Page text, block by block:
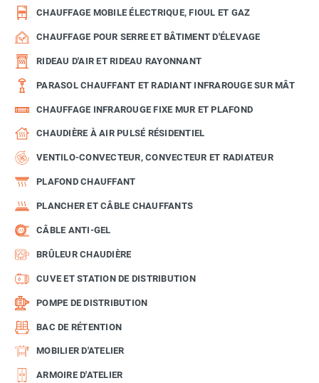
CHAUFFAGE MOBILE ÉLECTRIQUE, FIOUL ET GAZ
CHAUFFAGE POUR SERRE ET BÂTIMENT D'ÉLEVAGE
RIDEAU D'AIR ET RIDEAU RAYONNANT
PARASOL CHAUFFANT ET RADIANT INFRAROUGE SUR MÂT
CHAUFFAGE INFRAROUGE FIXE MUR ET PLAFOND
CHAUDIÈRE À AIR PULSÉ RÉSIDENTIEL
VENTILO-CONVECTEUR, CONVECTEUR ET RADIATEUR
PLAFOND CHAUFFANT
PLANCHER ET CÂBLE CHAUFFANTS
CÂBLE ANTI-GEL
BRÛLEUR CHAUDIÈRE
CUVE ET STATION DE DISTRIBUTION
POMPE DE DISTRIBUTION
BAC DE RÉTENTION
MOBILIER D'ATELIER
ARMOIRE D'ATELIER